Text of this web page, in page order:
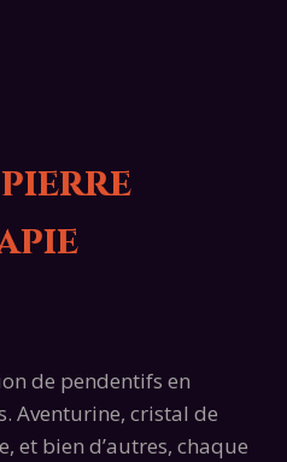
de pendentifs en
Aventurine, cristal de
et bien d’autres, chaque